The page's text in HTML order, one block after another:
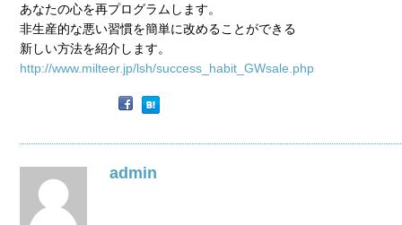
あなたの心を再プログラムします。
非生産的な悪い習慣を簡単に改めることができる
新しい方法を紹介します。
http://www.milteer.jp/lsh/success_habit_GWsale.php
admin